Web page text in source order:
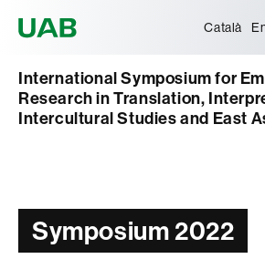
Català
International Symposium for
Research in Translation,
Intercultural Studies and East
Symposium 2022